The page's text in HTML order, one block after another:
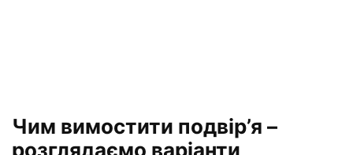
Чим вимостити подвір’я –
розглядаємо варіанти